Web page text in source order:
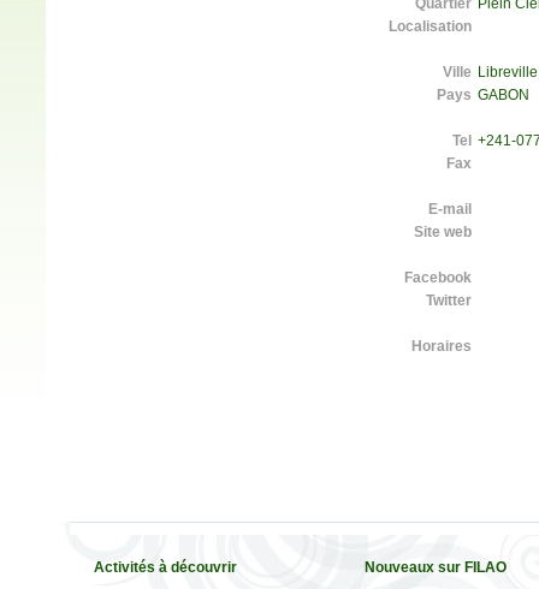
Quartier Plein
Localisation
Ville Libreville
Pays GABON
Tel
+241-
Fax
E-mail
Site web
Facebook
Twitter
Horaires
Activités à découvrir
Nouveaux sur FILAO